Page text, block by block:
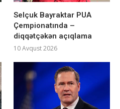
Selçuk Bayraktar PUA
Çempionatında –
diqqətçəkən açıqlama
10 Avqust 2026